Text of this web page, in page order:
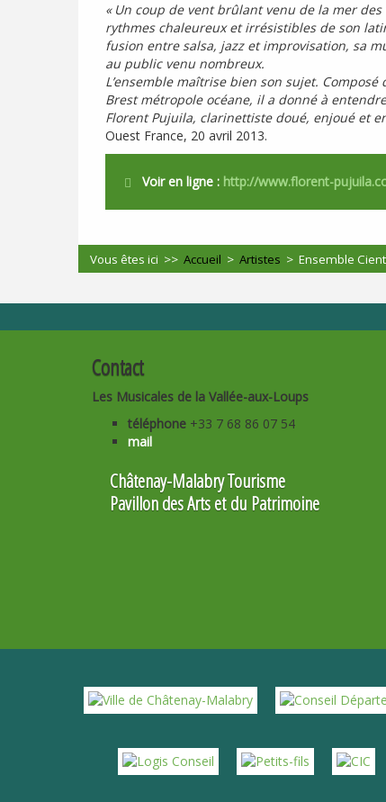
« Un coup de vent brûlant venu de la mer des
rythmes chaleureux et irrésistibles de son
fusion entre salsa, jazz et improvisation, sa
au public venu nombreux.
L’ensemble maîtrise bien son sujet.
Brest métropole océane, il a donné à
Florent Pujuila, clarinettiste doué, enjoué et
Ouest France, 20 avril 2013.
Voir en ligne : http://www.florent-
Vous êtes ici >>Accueil >Artistes >Ensemble
Contact
Les Musicales de la Vallée-aux-Loups
téléphone +33 7 68 86 07 54
mail
Châtenay-Malabry Tourisme
Pavillon des Arts et du Patrimoine